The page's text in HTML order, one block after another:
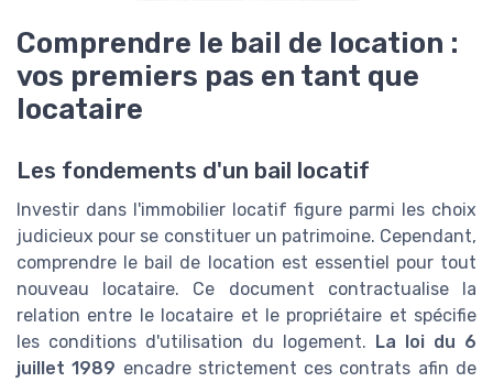
Comprendre le bail de location :
vos premiers pas en tant que
locataire
Les fondements d'un bail locatif
Investir dans l'immobilier locatif figure parmi les choix
judicieux pour se constituer un patrimoine. Cependant,
comprendre le bail de location est essentiel pour tout
nouveau locataire. Ce document contractualise la
relation entre le locataire et le propriétaire et spécifie
les conditions d'utilisation du logement. La loi du 6
juillet 1989 encadre strictement ces contrats afin de